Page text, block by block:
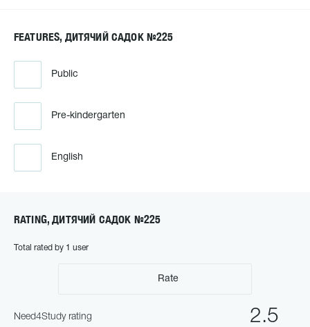
FEATURES, ДИТЯЧИЙ САДОК №225
Public
Pre-kindergarten
English
RATING, ДИТЯЧИЙ САДОК №225
Total rated by 1 user
Rate
2.5
Need4Study rating